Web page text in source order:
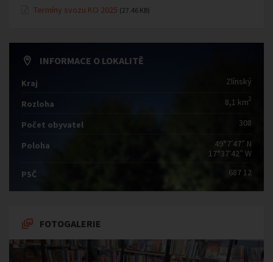
Termíny svozu KO 2025 (27.46 KB)
INFORMACE O LOKALITĚ
Kraj Zlínský
Rozloha 8,1 km2
Počet obyvatel 308
Poloha
49°7′47″ N
17°37′42″ W
PSČ
687 12
FOTOGALERIE